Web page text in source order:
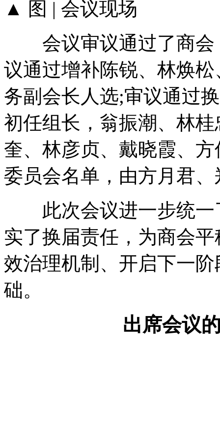
▲ 图 | 会议现场
会议审议通过了商会
议通过增补陈锐、林焕
务副会长人选;审议通过
初任组长，翁振潮、林
奎、林彦贞、戴晓霞、
委员会名单，由方月君
此次会议进一步统一
实了换届责任，为商会
效治理机制、开启下一
础。
出席会议